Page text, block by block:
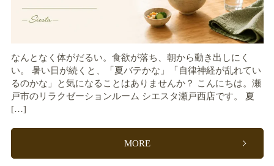
なんとなく体がだるい。食欲が落ち、朝から動き出しにく
い。 暑い日が続くと、「夏バテかな」「自律神経が乱れてい
るのかな」と気になることはありませんか？ こんにちは。瀬
戸市のリラクゼーションルーム シエスタ瀬戸西店です。 夏
[…]
MORE